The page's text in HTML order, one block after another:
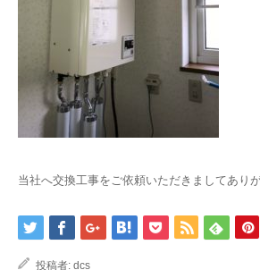
当社へ交換工事をご依頼いただきましてあり
投稿者: dcs